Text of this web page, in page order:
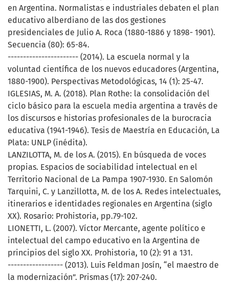
en Argentina. Normalistas e industriales debaten el plan
educativo alberdiano de las dos gestiones
presidenciales de Julio A. Roca (1880-1886 y 1898- 1901).
Secuencia (80): 65-84.
----------------------- (2014). La escuela normal y la
voluntad científica de los nuevos educadores (Argentina,
1880-1900). Perspectivas Metodológicas, 14 (1): 25-47.
IGLESIAS, M. A. (2018). Plan Rothe: la consolidación del
ciclo básico para la escuela media argentina a través de
los discursos e historias profesionales de la burocracia
educativa (1941-1946). Tesis de Maestría en Educación, La
Plata: UNLP (inédita).
LANZILOTTA, M. de los A. (2015). En búsqueda de voces
propias. Espacios de sociabilidad intelectual en el
Territorio Nacional de La Pampa 1907-1930. En Salomón
Tarquini, C. y Lanzillotta, M. de los A. Redes intelectuales,
itinerarios e identidades regionales en Argentina (siglo
XX). Rosario: Prohistoria, pp.79-102.
LIONETTI, L. (2007). Víctor Mercante, agente político e
intelectual del campo educativo en la Argentina de
principios del siglo XX. Prohistoria, 10 (2): 91 a 131.
------------------ (2013). Luis Feldman Josín, “el maestro de
la modernización”. Prismas (17): 207-240.